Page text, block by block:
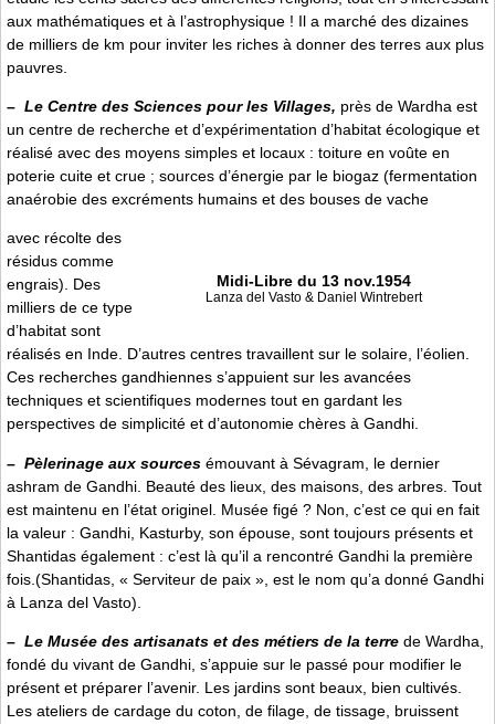
aux mathématiques et à l’astrophysique ! Il a marché des dizaines
de milliers de km pour inviter les riches à donner des terres aux plus
pauvres.
– Le Centre des Sciences pour les Villages, près de Wardha est
un centre de recherche et d’expérimentation d’habitat écologique et
réalisé avec des moyens simples et locaux : toiture en voûte en
poterie cuite et crue ; sources d’énergie par le biogaz (fermentation
anaérobie des excréments humains et des bouses de vache
Midi-Libre du 13 nov.1954
Lanza del Vasto & Daniel Wintrebert
avec récolte des
résidus comme
engrais). Des
milliers de ce type
d’habitat sont
réalisés en Inde. D’autres centres travaillent sur le solaire, l’éolien.
Ces recherches gandhiennes s’appuient sur les avancées
techniques et scientifiques modernes tout en gardant les
perspectives de simplicité et d’autonomie chères à Gandhi.
– Pèlerinage aux sources émouvant à Sévagram, le dernier
ashram de Gandhi. Beauté des lieux, des maisons, des arbres. Tout
est maintenu en l’état originel. Musée figé ? Non, c’est ce qui en fait
la valeur : Gandhi, Kasturby, son épouse, sont toujours présents et
Shantidas également : c’est là qu’il a rencontré Gandhi la première
fois.(Shantidas, « Serviteur de paix », est le nom qu’a donné Gandhi
à Lanza del Vasto).
– Le Musée des artisanats et des métiers de la terre de Wardha,
fondé du vivant de Gandhi, s’appuie sur le passé pour modifier le
présent et préparer l’avenir. Les jardins sont beaux, bien cultivés.
Les ateliers de cardage du coton, de filage, de tissage, bruissent